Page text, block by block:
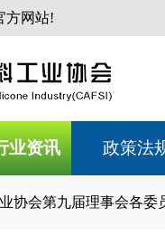
方网站!
业资讯 政策法
协会第九届理事会各委